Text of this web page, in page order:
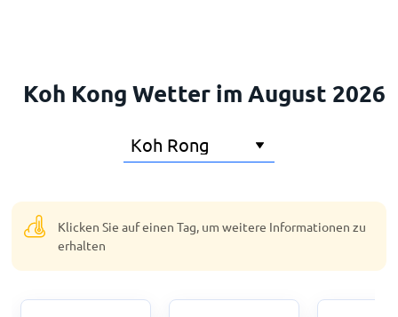
Koh Kong Wetter im August 2026
Klicken Sie auf einen Tag, um weitere Informationen zu
erhalten